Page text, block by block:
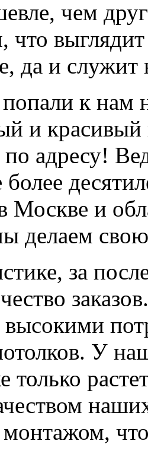
чем
что
да и служит
к нам
и
по адресу!
Москве и
делаем
за
высокими
У
только